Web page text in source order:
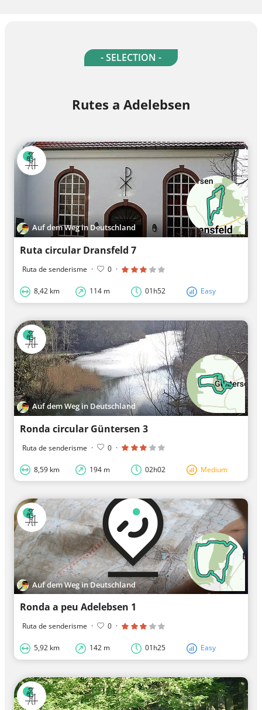
- SELECTION -
Rutes a Adelebsen
Auf dem Weg in Deutschland
Ruta circular Dransfeld 7
Ruta de senderisme · 0 ·
8,42 km 114 m 01h52 Easy
Auf dem Weg in Deutschland
Ronda circular Güntersen 3
Ruta de senderisme · 0 ·
8,59 km 194 m 02h02 Medium
Auf dem Weg in Deutschland
Ronda a peu Adelebsen 1
Ruta de senderisme · 0 ·
5,92 km 142 m 01h25 Easy